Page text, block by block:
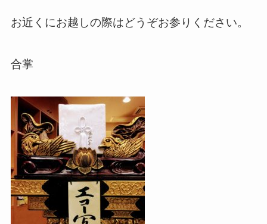
お近くにお越しの際はどうぞお参りください。
合掌